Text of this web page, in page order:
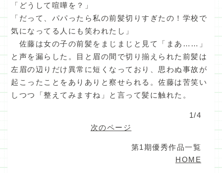
「どうして喧嘩を？」
「だって、パパったら私の前髪切りすぎたの！学校で
気になってる人にも笑われたし」
佐藤は女の子の前髪をまじまじと見て「まあ……」
と声を漏らした。目と眉の間で切り揃えられた前髪は
左眉の辺りだけ異常に短くなっており、思わぬ事故が
起こったことをありありと察せられる。佐藤は苦笑い
しつつ「整えてみますね」と言って髪に触れた。
1/4
次のページ
第1期優秀作品一覧
HOME